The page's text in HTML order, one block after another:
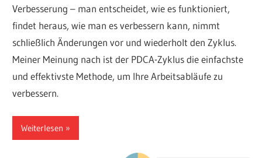
Verbesserung – man entscheidet, wie es funktioniert,
findet heraus, wie man es verbessern kann, nimmt
schließlich Änderungen vor und wiederholt den Zyklus.
Meiner Meinung nach ist der PDCA-Zyklus die einfachste
und effektivste Methode, um Ihre Arbeitsabläufe zu
verbessern.
Weiterlesen